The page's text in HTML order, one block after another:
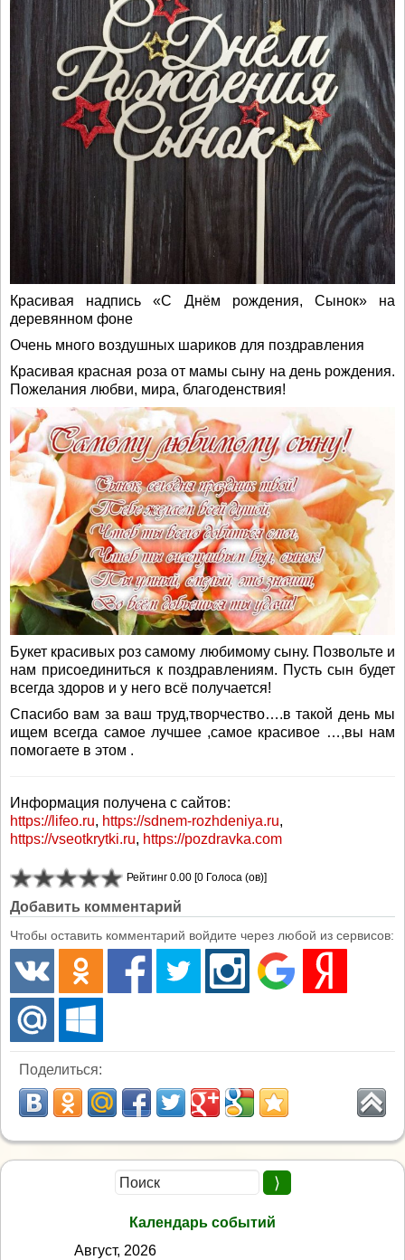
Красивая надпись «С Днём рождения, Сынок» на
деревянном фоне
Очень много воздушных шариков для поздравления
Красивая красная роза от мамы сыну на день рождения.
Пожелания любви, мира, благоденствия!
Букет красивых роз самому любимому сыну. Позвольте и
нам присоединиться к поздравлениям. Пусть сын будет
всегда здоров и у него всё получается!
Спасибо вам за ваш труд,творчество….в такой день мы
ищем всегда самое лучшее ,самое красивое …,вы нам
помогаете в этом .
Информация получена с сайтов:
https://lifeo.ru, https://sdnem-rozhdeniya.ru,
https://vseotkrytki.ru, https://pozdravka.com
Рейтинг 0.00 [0 Голоса (ов)]
Добавить комментарий
Чтобы оставить комментарий войдите через любой из сервисов:
Поделиться:
Календарь событий
Август, 2026